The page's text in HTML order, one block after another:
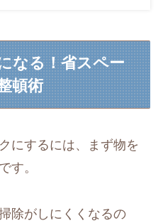
なる！省スペー
頓術
にするには、まず物を
す。
除がしにくくなるの